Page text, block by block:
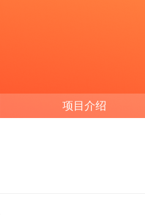
项目介绍